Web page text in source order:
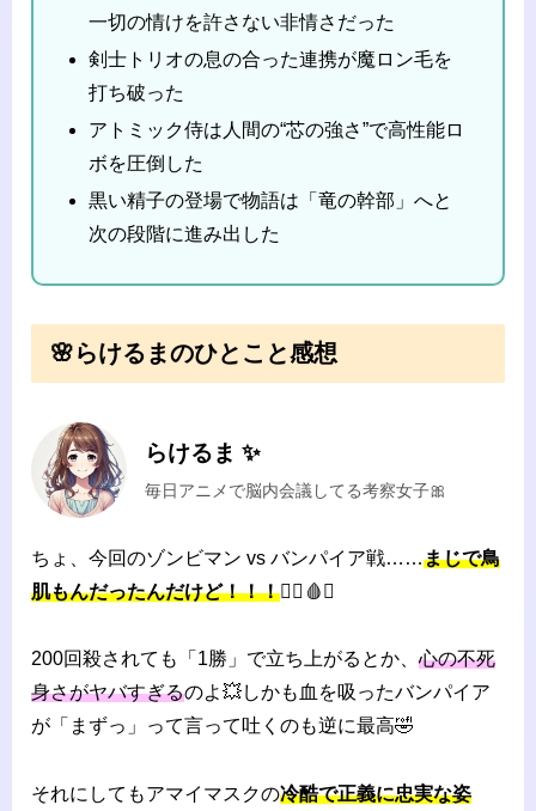
一切の情けを許さない非情さだった
剣士トリオの息の合った連携が魔ロン毛を
打ち破った
アトミック侍は人間の“芯の強さ”で高性能ロ
ボを圧倒した
黒い精子の登場で物語は「竜の幹部」へと
次の段階に進み出した
🌸らけるまのひとこと感想
らけるま ✨
毎日アニメで脳内会議してる考察女子🎀
ちょ、今回のゾンビマン vs バンパイア戦……まじで鳥
肌もんだったんだけど！！！🧟‍♂️🩸✨
200回殺されても「1勝」で立ち上がるとか、 心の不死
身さがヤバすぎるのよ💥しかも血を吸ったバンパイア
が「まずっ」って言って吐くのも逆に最高🤣
それにしてもアマイマスクの冷酷で正義に忠実な姿